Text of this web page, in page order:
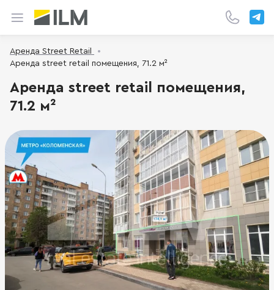
Аренда Street Retail
Аренда street retail помещения, 71.2 м²
Аренда street retail помещения,
71.2 м²